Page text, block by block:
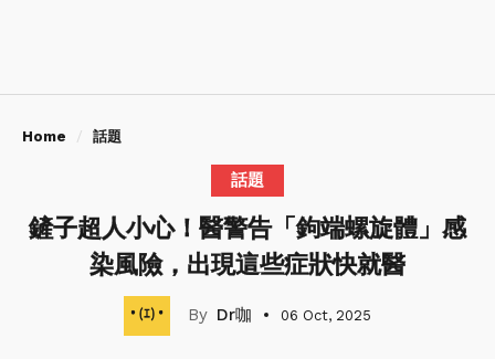
Home 話題
話題
鏟子超人小心！醫警告「鉤端螺旋體」感
染風險，出現這些症狀快就醫
Dr咖 06 Oct, 2025